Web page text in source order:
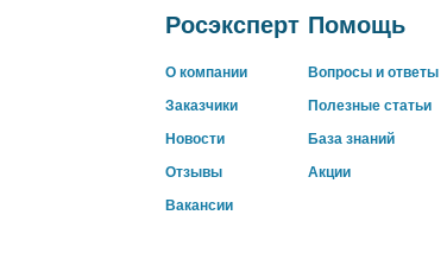
Росэксперт
О компании
Заказчики
Новости
Отзывы
Вакансии
Помощь
Вопросы и ответы
Полезные статьи
База знаний
Акции